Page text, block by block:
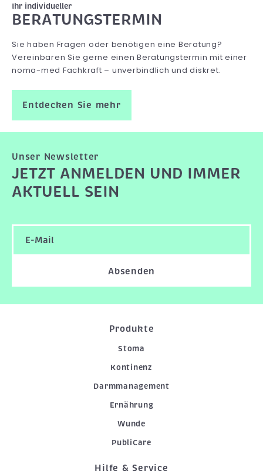
Ihr individueller
BERATUNGSTERMIN
Sie haben Fragen oder benötigen eine Beratung?
Vereinbaren Sie gerne einen Beratungstermin mit einer
noma-med Fachkraft – unverbindlich und diskret.
Entdecken Sie mehr
Unser Newsletter
JETZT ANMELDEN UND IMMER
AKTUELL SEIN
Absenden
Produkte
Stoma
Kontinenz
Darmmanagement
Ernährung
Wunde
PubliCare
Hilfe & Service